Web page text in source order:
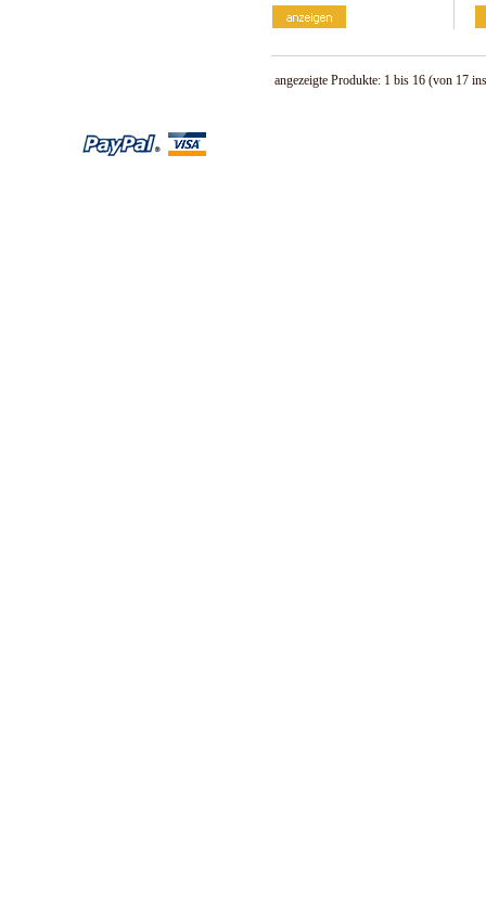
angezeigte Produkte: 1 bis 16 (von 17